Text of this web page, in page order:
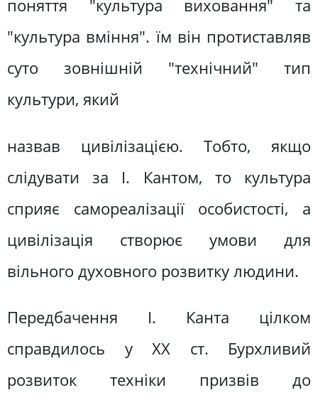
поняття "культура виховання" та
"культура вміння". їм він протиставляв
суто зовнішній "технічний" тип
культури, який
назвав цивілізацією. Тобто, якщо
слідувати за І. Кантом, то культура
сприяє самореалізації особистості, а
цивілізація створює умови для
вільного духовного розвитку людини.
Передбачення І. Канта цілком
справдилось у XX ст. Бурхливий
розвиток техніки призвів до